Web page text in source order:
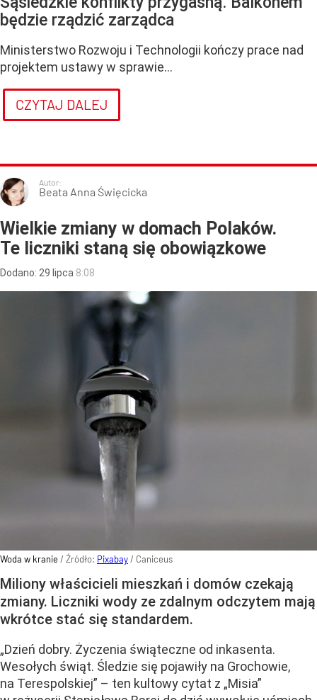
będzie rządzić zarządca
Ministerstwo Rozwoju i Technologii kończy prace nad
projektem ustawy w sprawie...
CZYTAJ DALEJ
Autor:
Beata Anna Święcicka
Wielkie zmiany w domach Polaków.
Te liczniki staną się obowiązkowe
Dodano: 29 lipca 8:08
Woda w kranie/ Źródło: Pixabay/ Caniceus
Miliony właścicieli mieszkań i domów czekają
zmiany. Liczniki wody ze zdalnym odczytem mają
wkrótce stać się standardem.
„Dzień dobry. Życzenia świąteczne od inkasenta.
Wesołych świąt. Śledzie się pojawiły na Grochowie,
na Terespolskiej” – ten kultowy cytat z „Misia”